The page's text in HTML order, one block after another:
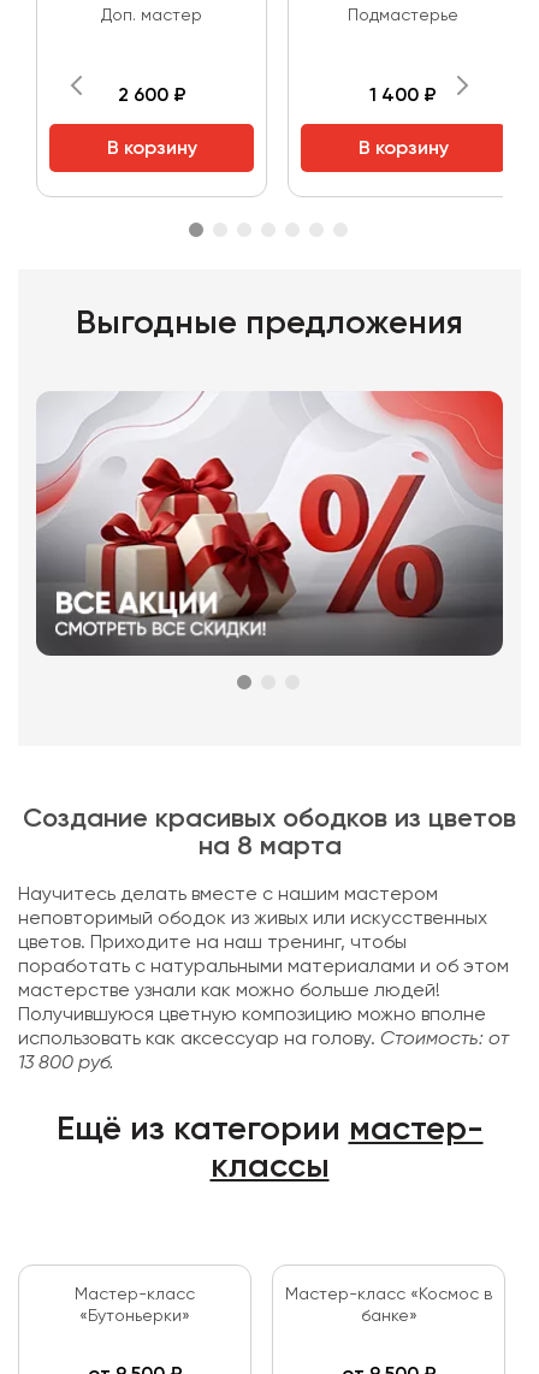
Доп. мастер
2 600 ₽
В корзину
Подмастерье
1 400 ₽
В корзину
Выгодные предложения
Создание красивых ободков из цветов
на 8 марта
Научитесь делать вместе с нашим мастером
неповторимый ободок из живых или искусственных
цветов. Приходите на наш тренинг, чтобы
поработать с натуральными материалами и об этом
мастерстве узнали как можно больше людей!
Получившуюся цветную композицию можно вполне
использовать как аксессуар на голову. Стоимость: от
13 800 руб.
Ещё из категории мастер-
классы
Мастер-класс
«Бутоньерки»
Мастер-класс «Космос в
банке»